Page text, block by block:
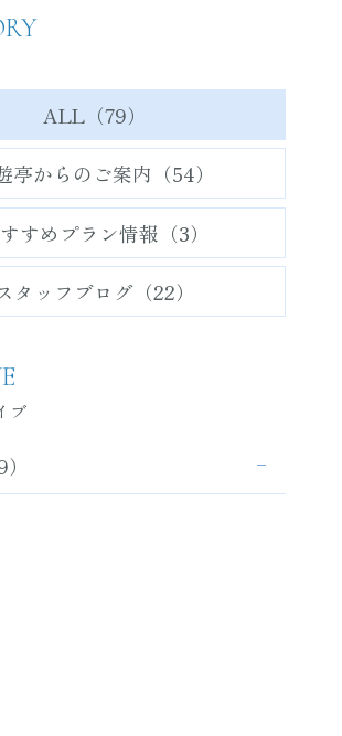
ALL（79）
亭からのご案内（54）
すめプラン情報（3）
タッフブログ（22）
ブ